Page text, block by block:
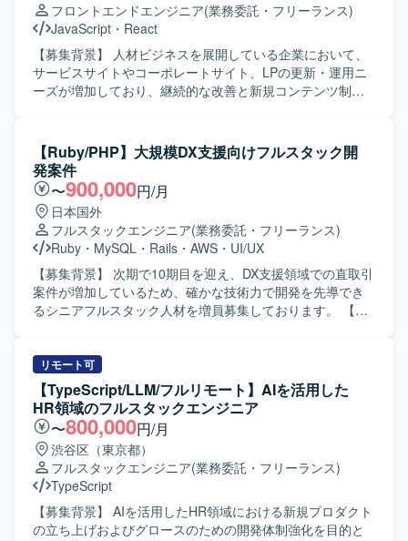
る方を想定しております。 【ポジションの魅力】 ・AIを活
用したHR領域の新規プロダクトにおいて、0→1フェーズか
ら体験設計をリードできる環境です。 ・事業責任者やプロ
ダクトマネージャー、エンジニア、マーケティングメンバ
ーと密に連携しながら、事業開発・プロダクト開発・マー
な体験にすべきか」を定義し、検証を重ねながらプロダク
トの勝ち筋をつくっていく経験ができます。 ・Figmaや各
種AIツールを活用しながら、デザインとプロトタイピング
を高速に回す実践的なスキルを磨くことができます。 【開
発環境】 ・Figmaを中心としたUIデザインおよびプロトタ
イピング環境を想定しております。 ・v0、Lovable、
Claude Code、Cursor等のAIツールを併用しながらプロト
タイプの作成と検証を行う環境です。
いただき、即時抽選システムなどの新規施策の導入も指揮
していただきます。 【求める人物像】 デジタル領域におけ
るディレクション経験をお持ちで、関係者と円滑にコミュ
ニケーションを取りながらプロジェクトを推進できる方を
求めております。顧客折衝や企画提案に主体的に取り組
レビ番組と連動したデジタルコンテンツや、大型Webサイ
トの企画・制作に携わることができ、話題性の高いプロジ
ェクトを経験していただけます。新規施策の導入など上流
工程にも深く関わることができるため、PMとしての企画力
やディレクション力をさらに高めていただけます。 【開発
環境】 詳細な技術環境については別途お打ち合わせにてご
説明させていただきます。
フロントエンドエンジニア(業務委託・フリーランス)
JavaScript ・ React
【募集背景】 人材ビジネスを展開している企業において、
サービスサイトやコーポレートサイト、LPの更新・運用ニ
ーズが増加しており、継続的な改善と新規コンテンツ制作
対象に、実装やコンテンツの作成・修正、広告用LPの制作
を行っていただきます。 要件整理を行いながら、スケジュ
ール調整や設定作業を行い、複数タスクを並行して対応し
ていただきます。 タスクはSlackを通じて受け取り、
Googleスプレッドシートで管理しつつ、必要に応じて関係
者へのヒアリングを実施し、サイト運用および改善を進め
ていただきます。 【求める人物像】 フロントエンドおよび
バックエンドの実装を一人称で推進でき、自ら課題を発見
して主体的に動いていただける方を求めております。 サイ
ト運用を行いながら、環境整備や業務フローの改善にも前
ど多様なWebサイトの運用・改善に携わることで、フロン
トエンドからバックエンドまで幅広い実装経験を積むこと
ができます。 デザイナーと密に連携しながら、コンテンツ
企画から実装まで一貫して関われるため、裁量を持ってサ
イト改善に貢献していただけます。 【開発環境】 HTML /
CSS / JavaScript / React / TypeScript を用いたフロントエ
ンド・バックエンド開発環境です。 WordPress をはじめと
した各種CMSを利用したサイト運用を行っております。 タ
スク管理にはSlackおよびGoogleスプレッドシートを使用し
ております。
【Ruby/PHP】大規模DX支援向けフルスタック開
発案件
〜900,000円/月
日本国外
フルスタックエンジニア(業務委託・フリーランス)
Ruby ・ MySQL ・ Rails ・ AWS ・ UI/UX
【募集背景】 次期で10期目を迎え、DX支援領域での直取引
案件が増加しているため、確かな技術力で開発を先導でき
るシニアフルスタック人材を増員募集しております。 【作
ただきます。Ruby on Rails または PHP（Laravel）とAWS
等を用いたWebサービスの設計・開発を行っていただきま
す。UI/UXデザイナーやビジネス側と連携し、要件整理から
最適な技術選定や仕様検討を行っていただきます。リファ
クタリング、コードレビュー、テスト自動化の推進による
品質改善を担っていただきます。GitHub FlowやCI/CDを活
用した開発プロセスの整備・運用や、チームの生産性を高
めるための技術フォローとナレッジ共有も行っていただき
ます。 【求める人物像】 技術的なリードと品質向上に主体
的に取り組んでいただける方を求めております。関係者と
リモート可
【TypeScript/LLM/フルリモート】AIを活用した
HR領域のフルスタックエンジニア
〜800,000円/月
渋谷区（東京都）
フルスタックエンジニア(業務委託・フリーランス)
TypeScript
【募集背景】 AIを活用したHR領域における新規プロダクト
の立ち上げおよびグロースのための開発体制強化を目的と